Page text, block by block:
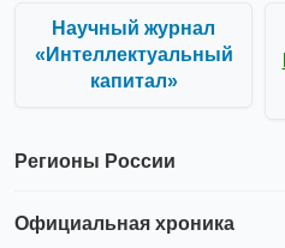
Научный журнал
«Интеллектуальный
капитал»
Регионы России
Официальная хроника